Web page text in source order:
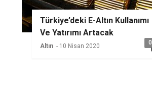
Türkiye’deki E-Altın Kullanımı
Ve Yatırımı Artacak
Altın - 10 Nisan 2020 0